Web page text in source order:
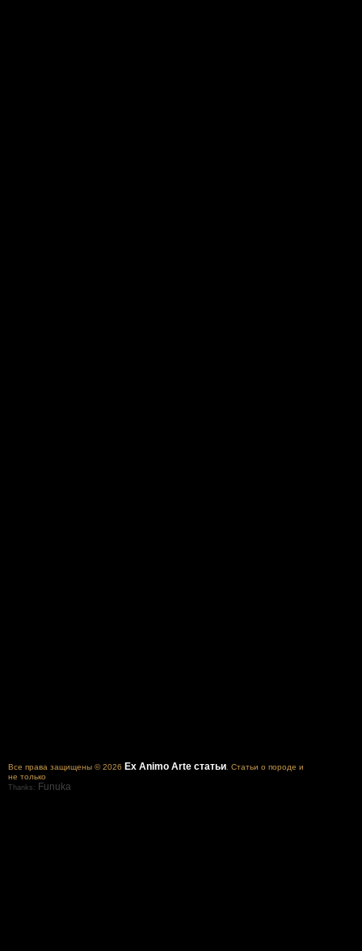
Все права защищены © 2026 Ex Animo Arte статьи . Статьи о породе и
не только
Thanks: Funuka